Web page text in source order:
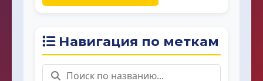
Навигация по меткам